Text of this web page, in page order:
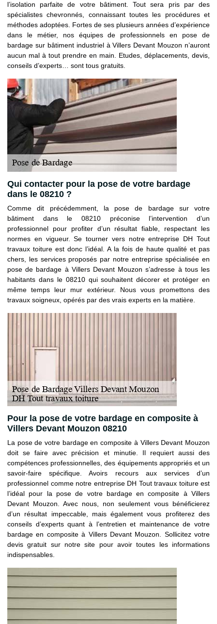
l’isolation parfaite de votre bâtiment. Tout sera pris par des
spécialistes chevronnés, connaissant toutes les procédures et
méthodes adoptées. Fortes de ses plusieurs années d’expérience
dans le métier, nos équipes de professionnels en pose de
bardage sur bâtiment industriel à Villers Devant Mouzon n’auront
aucun mal à tout prendre en main. Etudes, déplacements, devis,
conseils d’experts… sont tous gratuits.
Qui contacter pour la pose de votre bardage
dans le 08210 ?
Comme dit précédemment, la pose de bardage sur votre
bâtiment dans le 08210 préconise l’intervention d’un
professionnel pour profiter d’un résultat fiable, respectant les
normes en vigueur. Se tourner vers notre entreprise DH Tout
travaux toiture est donc l’idéal. A la fois de haute qualité et pas
chers, les services proposés par notre entreprise spécialisée en
pose de bardage à Villers Devant Mouzon s’adresse à tous les
habitants dans le 08210 qui souhaitent décorer et protéger en
même temps leur mur extérieur. Nous vous promettons des
travaux soigneux, opérés par des vrais experts en la matière.
Pour la pose de votre bardage en composite à
Villers Devant Mouzon 08210
La pose de votre bardage en composite à Villers Devant Mouzon
doit se faire avec précision et minutie. Il requiert aussi des
compétences professionnelles, des équipements appropriés et un
savoir-faire spécifique. Avoirs recours aux services d’un
professionnel comme notre entreprise DH Tout travaux toiture est
l’idéal pour la pose de votre bardage en composite à Villers
Devant Mouzon. Avec nous, non seulement vous bénéficierez
d’un résultat impeccable, mais également vous profiterez des
conseils d’experts quant à l’entretien et maintenance de votre
bardage en composite à Villers Devant Mouzon. Sollicitez votre
devis gratuit sur notre site pour avoir toutes les informations
indispensables.